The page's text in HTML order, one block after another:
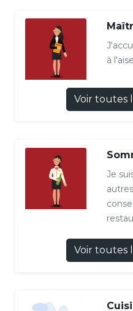
à l'aise
Voir toutes
Je
Voir toutes